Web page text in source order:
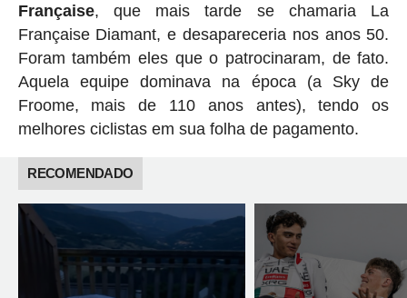
Française, que mais tarde se chamaria La
Française Diamant, e desapareceria nos anos 50.
Foram também eles que o patrocinaram, de fato.
Aquela equipe dominava na época (a Sky de
Froome, mais de 110 anos antes), tendo os
melhores ciclistas em sua folha de pagamento.
RECOMENDADO